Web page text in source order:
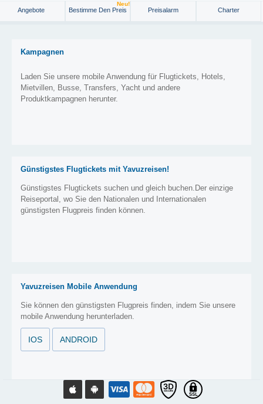
Angebote Bestimme Den Preis
Neu!
Preisalarm Charter
Kampagnen
Laden Sie unsere mobile Anwendung für Flugtickets, Hotels,
Mietvillen, Busse, Transfers, Yacht und andere
Produktkampagnen herunter.
Günstigstes Flugtickets mit Yavuzreisen!
Günstigstes Flugtickets suchen und gleich buchen.Der einzige
Reiseportal, wo Sie den Nationalen und Internationalen
günstigsten Flugpreis finden können.
Yavuzreisen Mobile Anwendung
Sie können den günstigsten Flugpreis finden, indem Sie unsere
mobile Anwendung herunterladen.
IOS ANDROID